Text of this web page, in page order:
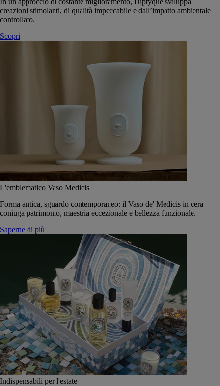
In un approccio di costante miglioramento, Diptyque sviluppa
creazioni stimolanti, di qualità impeccabile e dall’impatto ambientale
controllato.
Scopri
L'emblematico Vaso Medicis
Forma antica, sguardo contemporaneo: il Vaso de' Medicis in cera
coniuga patrimonio, maestria eccezionale e bellezza funzionale.
Saperne di più
Indispensabili per l'estate